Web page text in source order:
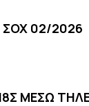
02/2026
ΜΕΣΩ